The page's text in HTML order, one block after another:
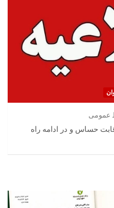
عمومی
حساس و در ادامه راه